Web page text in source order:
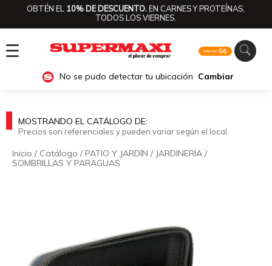
OBTÉN EL 10% DE DESCUENTO.EN CARNES Y PROTEÍNAS,
TODOS LOS VIERNES.
☰
No se pudo detectar tu ubicación Cambiar
MOSTRANDO EL CATÁLOGO DE:
Precios son referenciales y pueden variar según el local.
Inicio / Catálogo / PATIO Y JARDÍN / JARDINERÍA /
SOMBRILLAS Y PARAGUAS